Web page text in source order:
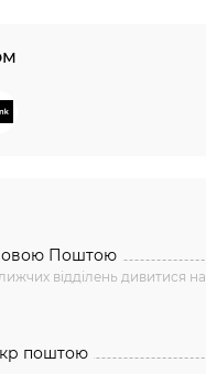
Поштою
відділень дивитися на
поштою